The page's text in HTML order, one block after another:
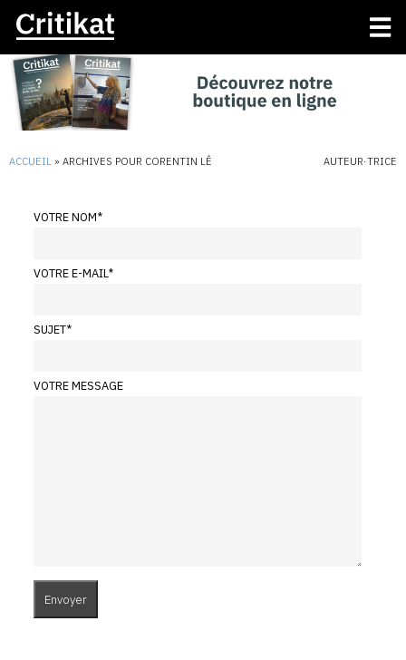
ACCUEIL » ARCHIVES POUR CORENTIN LÊ AUTEUR·TRICE
VOTRE NOM*
VOTRE E-MAIL*
SUJET*
VOTRE MESSAGE